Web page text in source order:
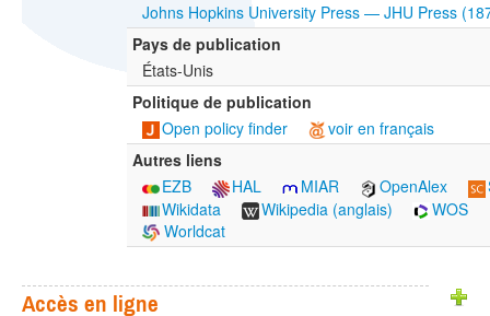
Johns Hopkins University Press — JHU Press
Pays de publication
États-Unis
Politique de publication
Open policy finder
voir en français
Autres liens
EZB
HAL MIAR OpenAlex
Wikidata
Wikipedia (anglais)
WOS
Worldcat
Accès en ligne